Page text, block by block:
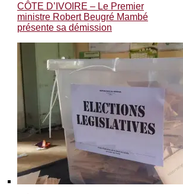
CÔTE D’IVOIRE – Le Premier
ministre Robert Beugré Mambé
présente sa démission